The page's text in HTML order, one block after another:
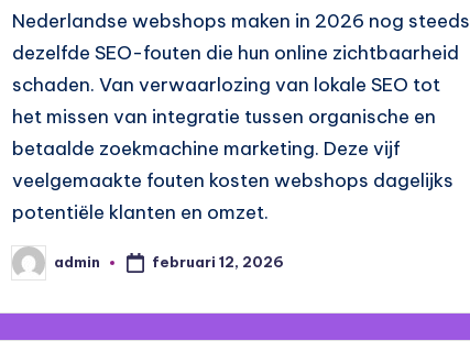
Nederlandse webshops maken in 2026 nog steeds
dezelfde SEO-fouten die hun online zichtbaarheid
schaden. Van verwaarlozing van lokale SEO tot
het missen van integratie tussen organische en
betaalde zoekmachine marketing. Deze vijf
veelgemaakte fouten kosten webshops dagelijks
potentiële klanten en omzet.
Geplaatst
door
admin februari 12, 2026